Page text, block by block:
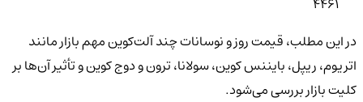
در این مطلب، قیمت روز و نوسانات چند آلت‌کوین مهم بازار مانند
اتریوم، ریپل، بایننس کوین، سولانا، ترون و دوج کوین و تأثیر آن‌ها بر
کلیت بازار بررسی می‌شود.